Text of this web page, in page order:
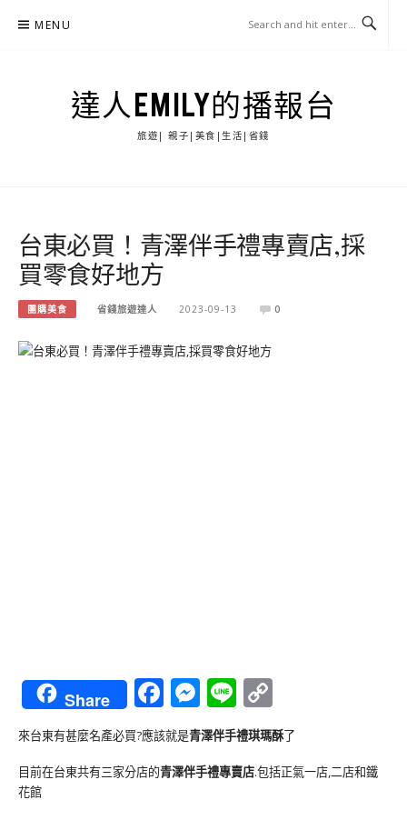
MENU
達人EMILY的播報台
旅遊| 親子|美食|生活|省錢
台東必買！青澤伴手禮專賣店,採
買零食好地方
團購美食 省錢旅遊達人 2023-09-13 0
Share Facebook
Messenger
Line
Link
來台東有甚麼名產必買?應該就是青澤伴手禮琪瑪酥了
目前在台東共有三家分店的青澤伴手禮專賣店.包括正氣一店,二店和鐵
花館